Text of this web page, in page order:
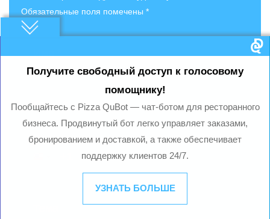
Получите свободный доступ к голосовому
помощнику!
Пообщайтесь с Pizza QuBot — чат-ботом для ресторанного
бизнеса. Продвинутый бот легко управляет заказами,
бронированием и доставкой, а также обеспечивает
поддержку клиентов 24/7.
УЗНАТЬ БОЛЬШЕ
Обязательные поля помечены *